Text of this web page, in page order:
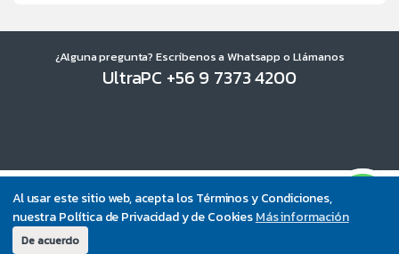
Al usar este sitio web, acepta los Términos y Condiciones,
nuestra Política de Privacidad y de CookiesMás información
De acuerdo
¿Alguna pregunta? Escríbenos a Whatsapp o Llámanos
UltraPC +56 9 7373 4200